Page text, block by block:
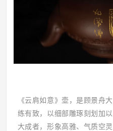
《云肩如意》壶，是顾景舟
练有致，以细部雕琢刻划加
大成者，形象高雅、气质空灵